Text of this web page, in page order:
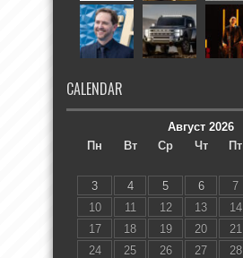
CALENDAR
Август 2026
Пн
Вт Ср Чт Пт
3
4 5 6 7
10
11 12 13 14
17
18 19 20 21
24
25 26 27 28